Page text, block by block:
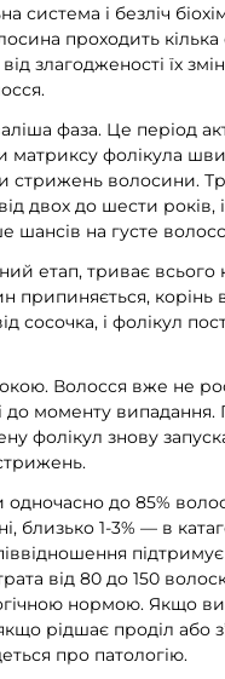
система і безліч
проходить кілька
злагодженості їх
фаза. Це період
матриксу фолікула
стрижень волосини.
двох до шести років,
шансів на густе
етап, триває всього
припиняється, корінь
сосочка, і фолікул
Волосся вже не
до моменту випадання.
фолікул знову
до 85%
близько 1-3% — в
від 80 до 150
нормою. Якщо
рідшає проділ або
про патологію.